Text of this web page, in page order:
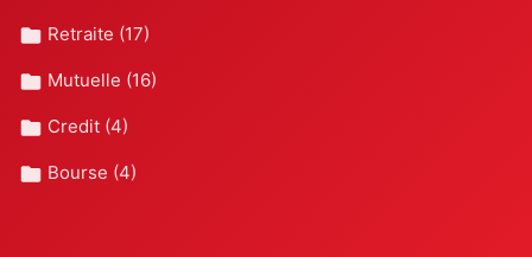
Retraite (17)
Mutuelle (16)
Credit (4)
Bourse (4)